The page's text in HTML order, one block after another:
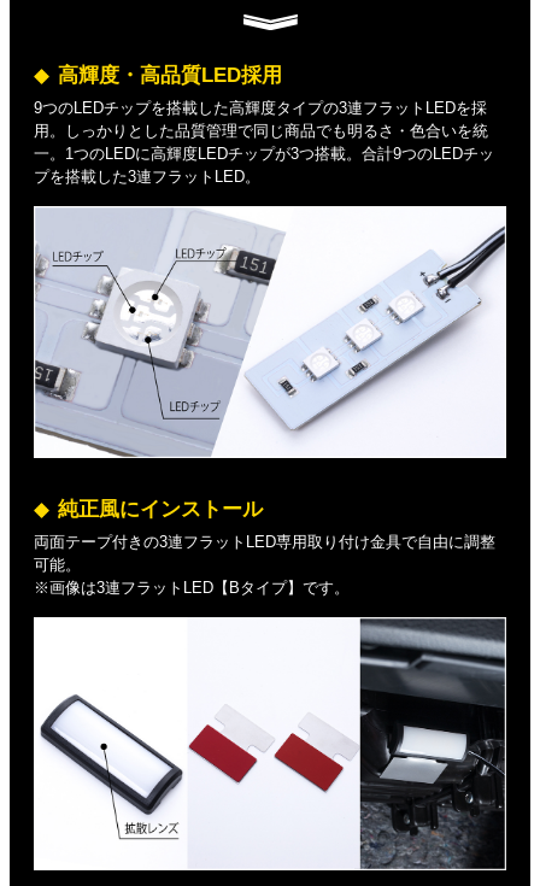
高輝度・高品質LED採用
9つのLEDチップを搭載した高輝度タイプの3連フラットLEDを採
用。しっかりとした品質管理で同じ商品でも明るさ・色合いを統
一。1つのLEDに高輝度LEDチップが3つ搭載。合計9つのLEDチッ
プを搭載した3連フラットLED。
純正風にインストール
両面テープ付きの3連フラットLED専用取り付け金具で自由に調整
可能。
※画像は3連フラットLED【Bタイプ】です。